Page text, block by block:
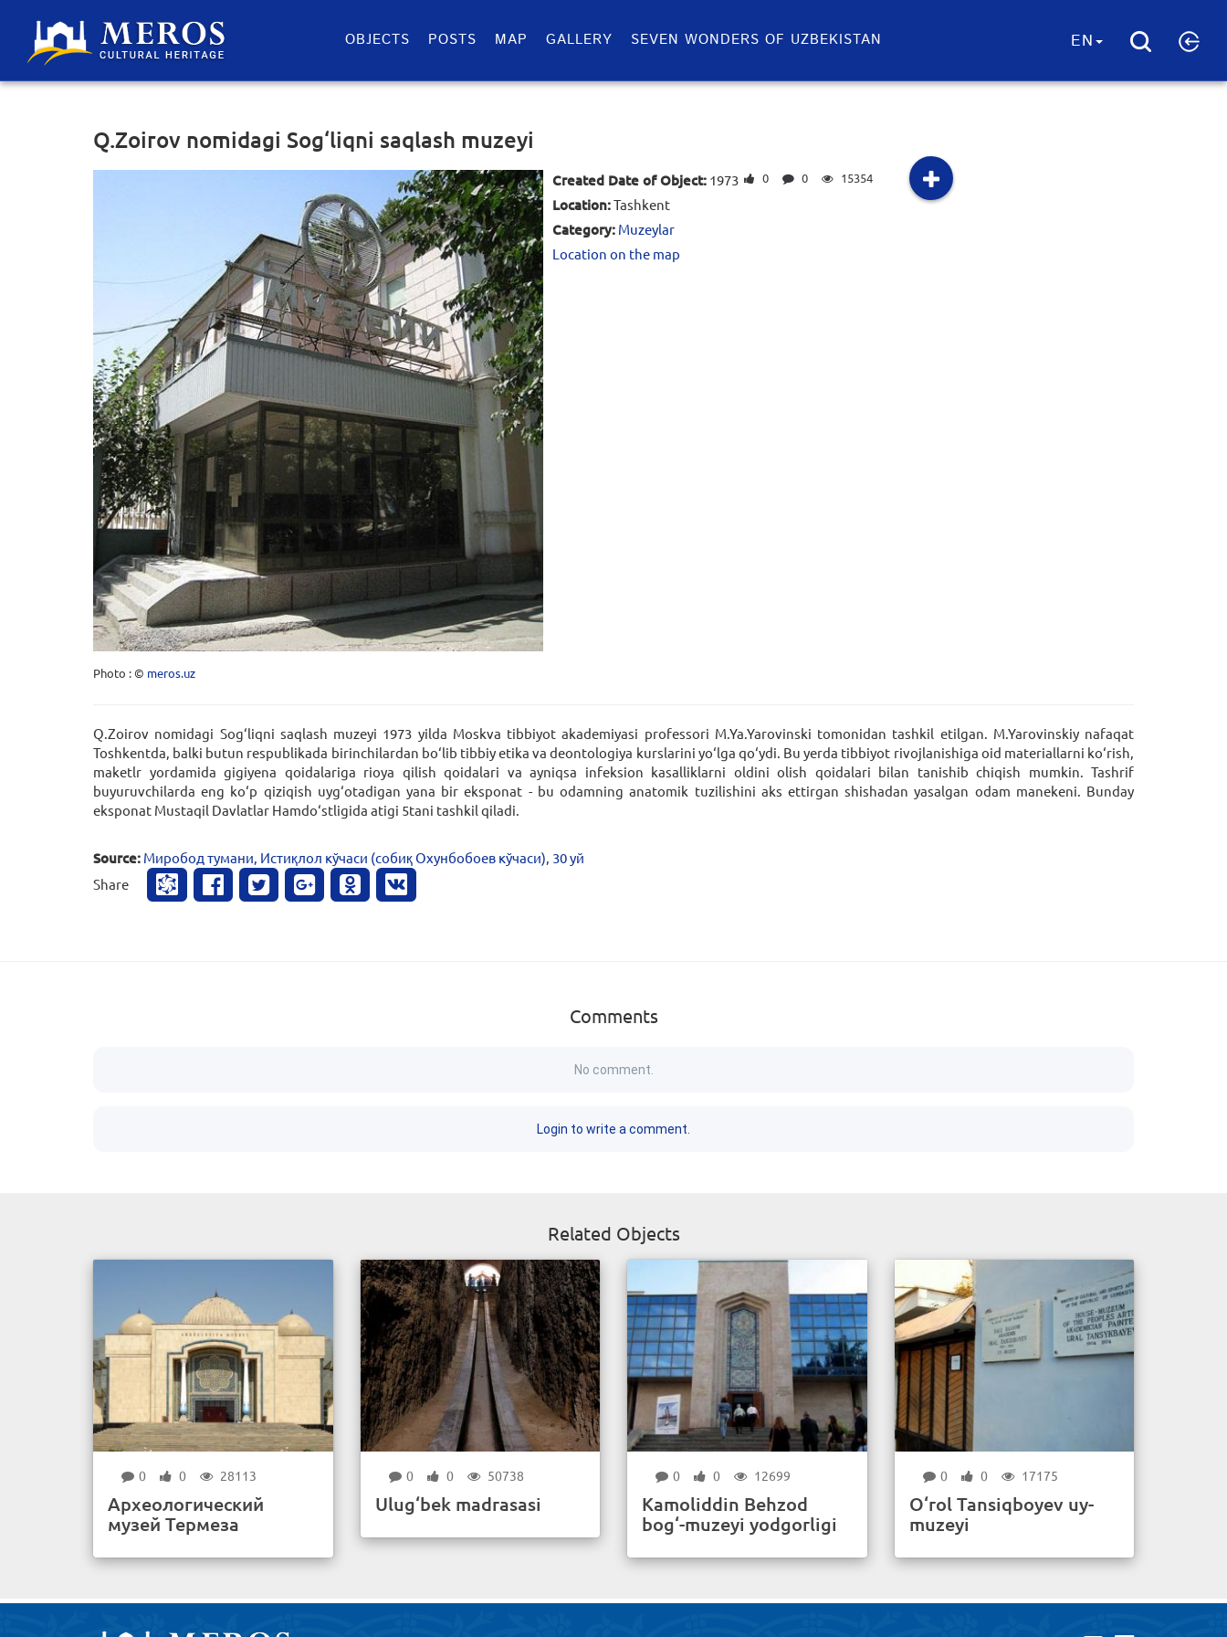
OBJECTS POSTS MAP GALLERY SEVEN WONDERS OF UZBEKISTAN EN
Q.Zoirov nomidagi Sog‘liqni saqlash muzeyi
Photo : © meros.uz
Created Date of Object: 1973
Location:Tashkent
Category: Muzeylar
Location on the map
0 0 15354
Q.Zoirov nomidagi Sog‘liqni saqlash muzeyi 1973 yilda Moskva tibbiyot akademiyasi professori M.Ya.Yarovinski tomonidan tashkil etilgan. M.Yarovinskiy nafaqat
Toshkentda, balki butun respublikada birinchilardan bo‘lib tibbiy etika va deontologiya kurslarini yo‘lga qo‘ydi. Bu yerda tibbiyot rivojlanishiga oid materiallarni ko‘rish,
maketlr yordamida gigiyena qoidalariga rioya qilish qoidalari va ayniqsa infeksion kasalliklarni oldini olish qoidalari bilan tanishib chiqish mumkin. Tashrif
buyuruvchilarda eng ko‘p qiziqish uyg‘otadigan yana bir eksponat - bu odamning anatomik tuzilishini aks ettirgan shishadan yasalgan odam manekeni. Bunday
eksponat Mustaqil Davlatlar Hamdo‘stligida atigi 5tani tashkil qiladi.
Source: Миробод тумани, Истиқлол кўчаси (собиқ Охунбобоев кўчаси), 30 уй
Share
Comments
No comment.
Login to write a comment.
Related Objects
0 0 28113
Археологический
музей Термеза
0 0 50738
Ulug‘bek madrasasi
0 0 12699
Kamoliddin Behzod
bog‘-muzeyi yodgorligi
0 0 17175
O‘rol Tansiqboyev uy-
muzeyi